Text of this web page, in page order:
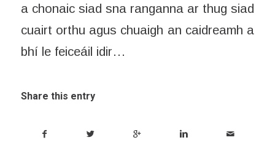
a chonaic siad sna ranganna ar thug siad
cuairt orthu agus chuaigh an caidreamh a
bhí le feiceáil idir…
Share this entry